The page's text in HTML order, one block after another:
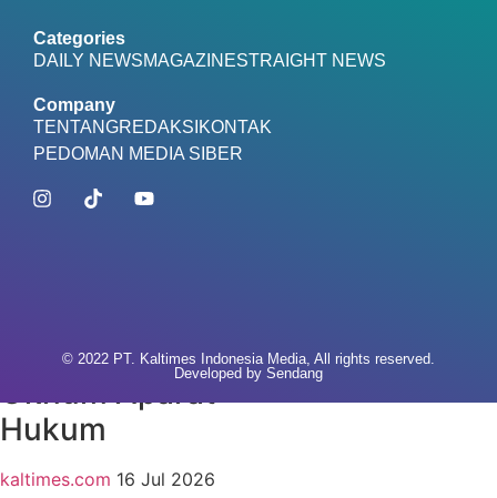
Balita Empat
Tahun Tewas
kaltimes.com
Bukan Lagi
Pelindung, 58
Persen
Terancam oleh
Hukum
kaltimes.com 16 Jul 2026
© 2022 PT. Kaltimes Indonesia Media, All rights reserved.
Developed by Sendang
Categories
DAILY NEWSMAGAZINESTRAIGHT NEWS
Company
TENTANGREDAKSI KONTAK
PEDOMAN MEDIA SIBER